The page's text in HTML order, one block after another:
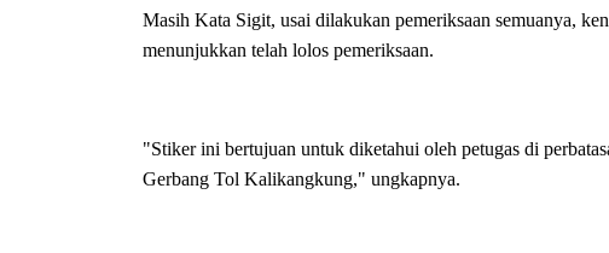
Masih Kata Sigit, usai dilakukan pemeriksaan semuanya,
menunjukkan telah lolos pemeriksaan.
"Stiker ini bertujuan untuk diketahui oleh petugas di
Gerbang Tol Kalikangkung," ungkapnya.